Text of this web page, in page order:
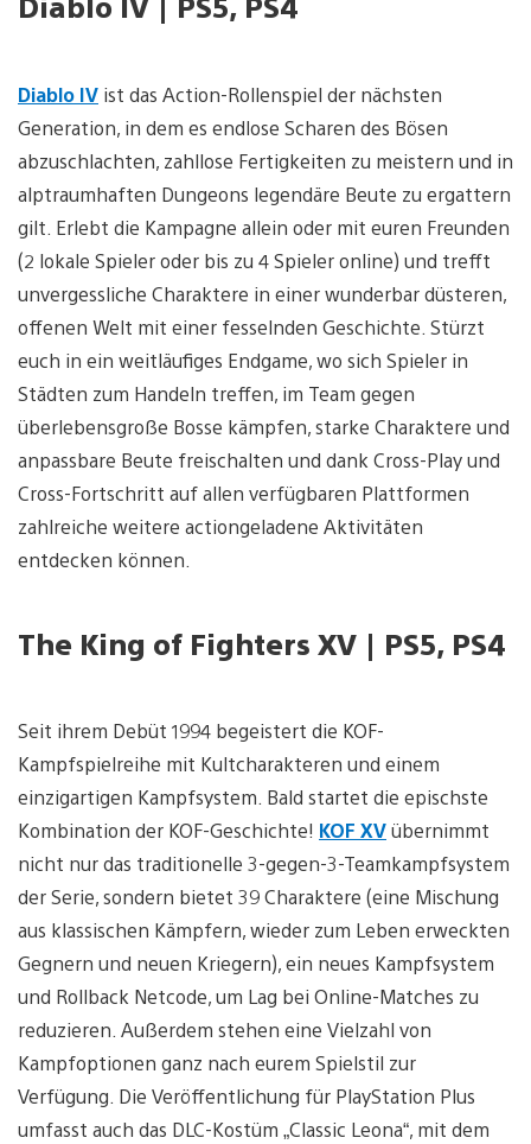
Diablo IV ist das Action-Rollenspiel der nächsten
Generation, in dem es endlose Scharen des Bösen
abzuschlachten, zahllose Fertigkeiten zu meistern und in
alptraumhaften Dungeons legendäre Beute zu ergattern
gilt. Erlebt die Kampagne allein oder mit euren Freunden
(2 lokale Spieler oder bis zu 4 Spieler online) und trefft
unvergessliche Charaktere in einer wunderbar düsteren,
offenen Welt mit einer fesselnden Geschichte. Stürzt
euch in ein weitläufiges Endgame, wo sich Spieler in
Städten zum Handeln treffen, im Team gegen
überlebensgroße Bosse kämpfen, starke Charaktere und
anpassbare Beute freischalten und dank Cross-Play und
Cross-Fortschritt auf allen verfügbaren Plattformen
zahlreiche weitere actiongeladene Aktivitäten
entdecken können.
The King of Fighters XV | PS5, PS4
Seit ihrem Debüt 1994 begeistert die KOF-
Kampfspielreihe mit Kultcharakteren und einem
einzigartigen Kampfsystem. Bald startet die epischste
Kombination der KOF-Geschichte! KOF XVübernimmt
nicht nur das traditionelle 3-gegen-3-Teamkampfsystem
der Serie, sondern bietet 39 Charaktere (eine Mischung
aus klassischen Kämpfern, wieder zum Leben erweckten
Gegnern und neuen Kriegern), ein neues Kampfsystem
und Rollback Netcode, um Lag bei Online-Matches zu
reduzieren. Außerdem stehen eine Vielzahl von
Kampfoptionen ganz nach eurem Spielstil zur
Verfügung. Die Veröffentlichung für PlayStation Plus
umfasst auch das DLC-Kostüm „Classic Leona“, mit dem